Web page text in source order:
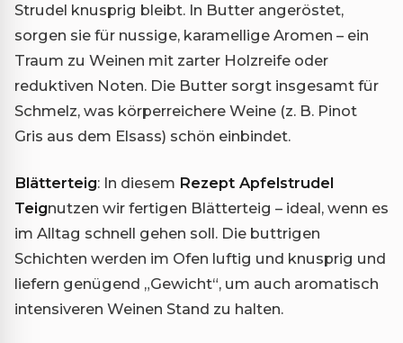
Strudel knusprig bleibt. In Butter angeröstet,
sorgen sie für nussige, karamellige Aromen – ein
Traum zu Weinen mit zarter Holzreife oder
reduktiven Noten. Die Butter sorgt insgesamt für
Schmelz, was körperreichere Weine (z. B. Pinot
Gris aus dem Elsass) schön einbindet.
Blätterteig: In diesem Rezept Apfelstrudel
Teignutzen wir fertigen Blätterteig – ideal, wenn es
im Alltag schnell gehen soll. Die buttrigen
Schichten werden im Ofen luftig und knusprig und
liefern genügend „Gewicht“, um auch aromatisch
intensiveren Weinen Stand zu halten.